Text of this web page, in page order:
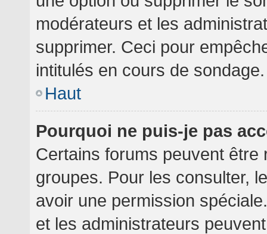
modérateurs et les
supprimer. Ceci pour
intitulés en cours de sondage.
Haut
Pourquoi ne puis-je pas
Certains forums peuvent
groupes. Pour les consulter,
avoir une permission
et les administrateurs